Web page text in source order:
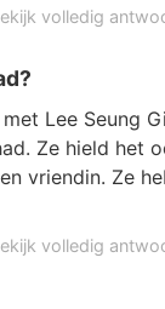
volledig
Lee Seung
Ze hield het
vriendin. Ze
volledig